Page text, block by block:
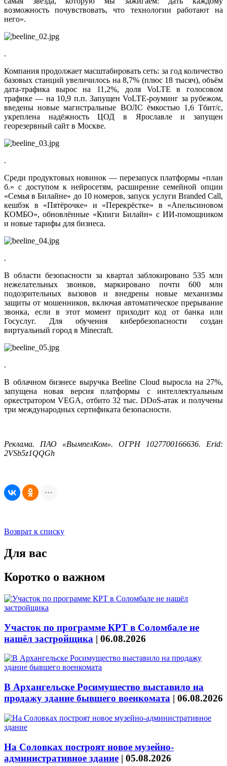
возможность почувствовать, что технологии работают на
него».
.
Компания продолжает масштабировать сеть: за год количество
базовых станций увеличилось на 8,7% (плюс 18 тысяч), объём
дата-трафика вырос на 11,2%, доля VoLTE в голосовом
трафике — на 10,9 п.п. Запущен VoLTE-роуминг за рубежом,
введены новые магистральные ВОЛС ёмкостью 1,6 Тбит/с,
укреплена надёжность ЦОД в Ярославле и запущен
георезервный сайт в Москве.
.
Среди продуктовых новинок — перезапуск платформы «план
б.» с доступом к нейросетям, расширение семейной опции
«Семья в Билайне» до 10 номеров, запуск услуги Branded Call,
кешбэк в «Пятёрочке» и «Перекрёстке» в «Апельсиновом
КОМБО», обновлённые «Книги Билайн» с ИИ-помощником
и новые тарифы для бизнеса.
.
В области безопасности за квартал заблокировано 535 млн
нежелательных звонков, маркировано почти 600 млн
подозрительных вызовов и внедрены новые механизмы
защиты от мошенников, включая автоматическое прерывание
звонка, если в этот момент приходит код от банка или
Госуслуг. Для обучения кибербезопасности создан
виртуальный город в Minecraft.
.
В облачном бизнесе выручка Beeline Cloud выросла на 27%,
запущена новая версия платформы с интеллектуальным
оркестратором VEGA, отбито 32 тыс. DDoS-атак и получены
три международных сертификата безопасности.
Реклама. ПАО «ВымпелКом». ОГРН 1027700166636. Erid:
2VSb5z1QQGh
Возврат к списку
Для вас
Коротко о важном
Участок по программе КРТ в Соломбале не
нашёл застройщика | 06.08.2026
В Архангельске Росимущество выставило на
продажу здание бывшего военкомата | 06.08.2026
На Соловках построят новое музейно-
административное здание | 05.08.2026